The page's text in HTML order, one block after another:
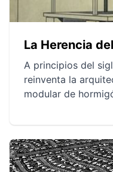
La Herencia
A principios del
reinventa la
modular de
en el modernismo,
arquitectónicos y
construcción. La
transformando la